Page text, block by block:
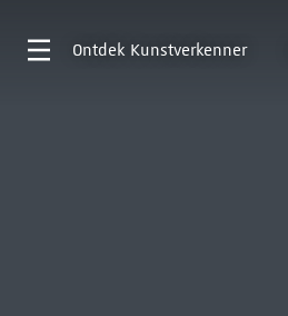
Ontdek Kunstverkenner